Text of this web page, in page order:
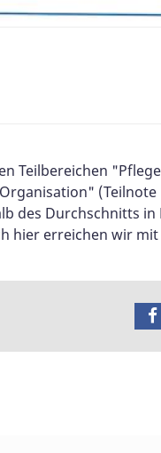
Teilbereichen
(Teilnote
des Durchschnitts in
hier erreichen wir